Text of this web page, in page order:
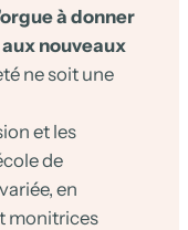
à donner
nouveaux
ne soit une
et les
de
en
monitrices